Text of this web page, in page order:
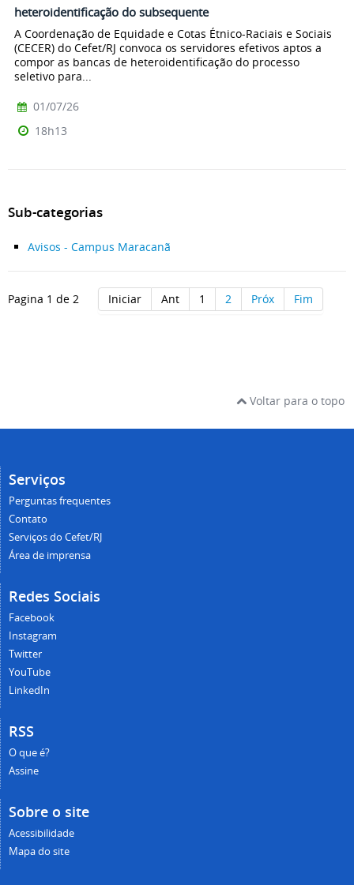
heteroidentificação do subsequente
A Coordenação de Equidade e Cotas Étnico-Raciais e Sociais
(CECER) do Cefet/RJ convoca os servidores efetivos aptos a
compor as bancas de heteroidentificação do processo
seletivo para...
01/07/26
18h13
Sub-categorias
Avisos - Campus Maracanã
Pagina 1 de 2 Iniciar Ant 1 2 Próx Fim
Voltar para o topo
Serviços
Perguntas frequentes
Contato
Serviços do Cefet/RJ
Área de imprensa
Redes Sociais
Facebook
Instagram
Twitter
YouTube
LinkedIn
RSS
O que é?
Assine
Sobre o site
Acessibilidade
Mapa do site